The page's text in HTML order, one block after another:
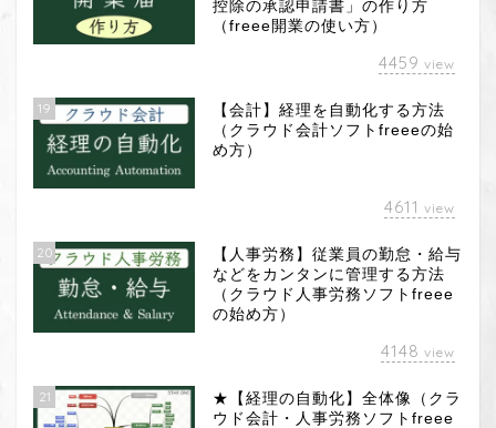
控除の承認申請書」の作り方
（freee開業の使い方）
4459 view
19
【会計】経理を自動化する方法
（クラウド会計ソフトfreeeの始
め方）
4611 view
20
【人事労務】従業員の勤怠・給与
などをカンタンに管理する方法
（クラウド人事労務ソフトfreee
の始め方）
4148 view
21
★【経理の自動化】全体像（クラ
ウド会計・人事労務ソフトfreee